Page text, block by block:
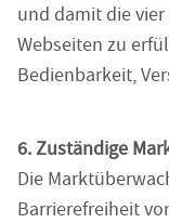
und damit die
Webseiten zu
Bedienbarkeit,
6. Zuständige
Die
Barrierefreiheit